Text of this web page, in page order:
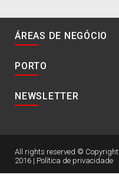
ÁREAS DE NEGÓCIO
PORTO
NEWSLETTER
All rights reserved © Copyright
2016 | Política de privacidade